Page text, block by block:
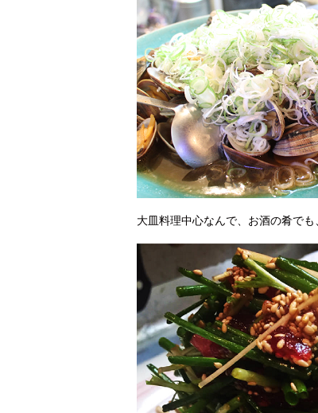
大皿料理中心なんで、お酒の肴で